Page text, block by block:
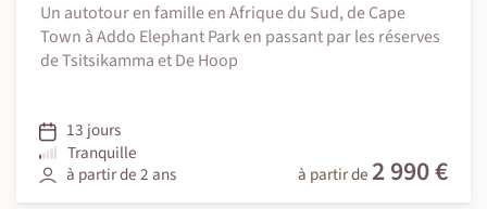
Un autotour en famille en Afrique du Sud, de Cape
Town à Addo Elephant Park en passant par les réserves
de Tsitsikamma et De Hoop
13 jours
Tranquille
à partir de 2 ans
à partir de 2 990 €